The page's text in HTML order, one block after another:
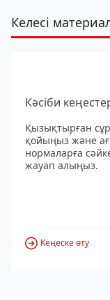
Келесі
Кәсіби
Қызықтырған
қойыңыз және
нормаларға
жауап алыңыз.
Кеңеске өту